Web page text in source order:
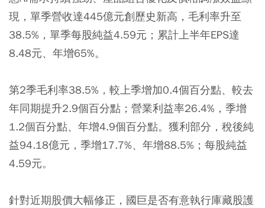
現，單季營收達445億元創歷史新高，毛利率升至
38.5%，單季每股純益4.59元；累計上半年EPS達
8.48元、年增65%。
第2季毛利率38.5%，較上季增加0.4個百分點、較去
年同期提升2.9個百分點；營業利益率26.4%，季增
1.2個百分點、年增4.9個百分點。獲利部分，稅後純
益94.18億元，季增17.7%、年增88.5%；每股純益
4.59元。
針對近期股價大幅修正，國巨是否有意執行庫藏股護